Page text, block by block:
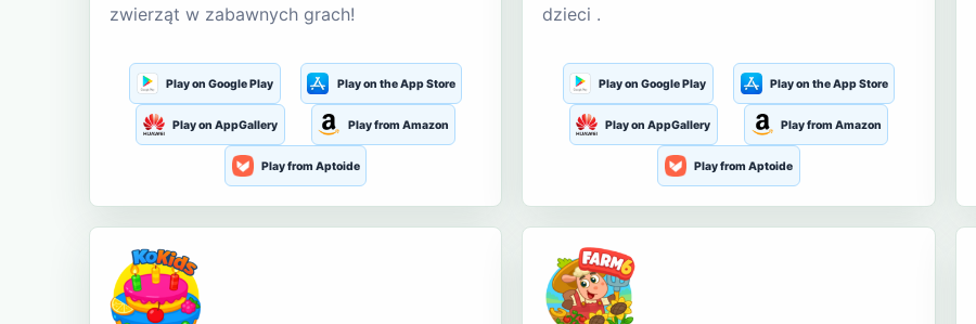
zwierząt w zabawnych grach!
Play on Google Play Play on the App Store
Play on AppGallery Play from Amazon
Play from Aptoide
dzieci .
Play on Google Play Play on the App Store
Play on AppGallery Play from Amazon
Play from Aptoide